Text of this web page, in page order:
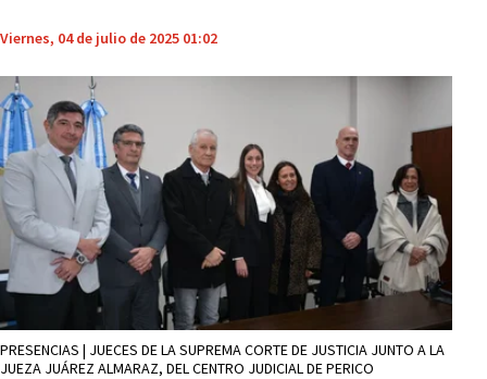
Viernes, 04 de julio de 2025 01:02
PRESENCIAS | JUECES DE LA SUPREMA CORTE DE JUSTICIA JUNTO A LA
JUEZA JUÁREZ ALMARAZ, DEL CENTRO JUDICIAL DE PERICO